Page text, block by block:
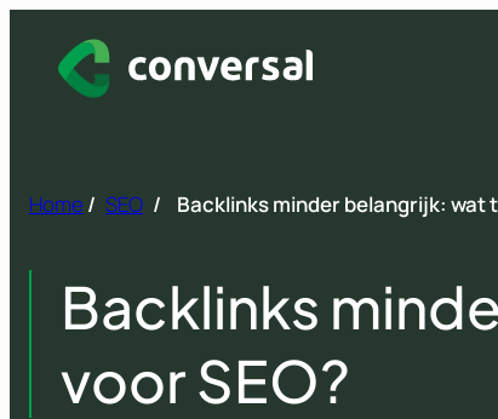
Home / SEO / Backlinks minder belangrijk: wat
Backlinks
voor SEO?